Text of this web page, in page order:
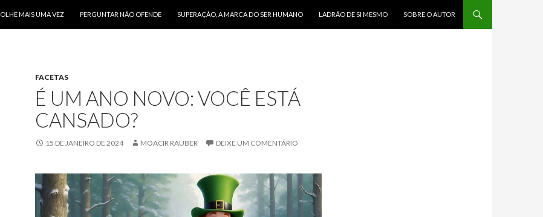
OLHE MAIS UMA VEZ PERGUNTAR NÃO OFENDE SUPERAÇÃO, A MARCA DO SER HUMANO LADRÃO DE SI MESMO SOBRE O AUTOR
FACETAS
É UM ANO NOVO: VOCÊ ESTÁ
CANSADO?
15 DE JANEIRO DE 2024 MOACIR RAUBER DEIXE UM COMENTÁRIO